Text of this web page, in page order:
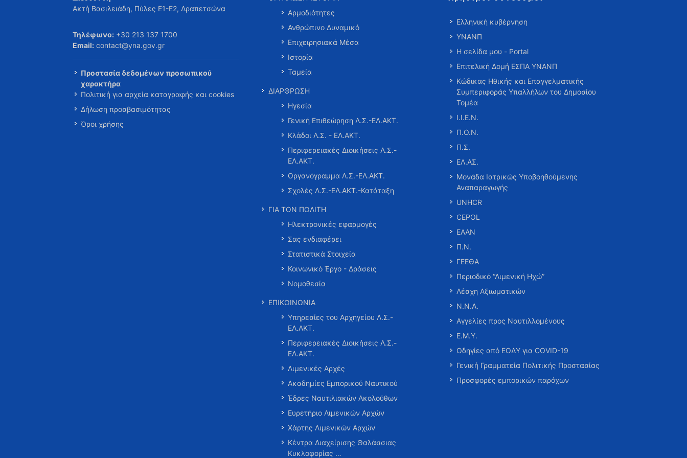
Ακτή Βασιλειάδη, Πύλες Ε1-Ε2, Δραπετσώνα
Τηλέφωνο: +30 213 137 1700
Email: contact@yna.gov.gr
Προστασία δεδομένων προσωπικού
χαρακτήρα
Πολιτική για αρχεία καταγραφής και cookies
Δήλωση προσβασιμότητας
Όροι χρήσης
Αρμοδιότητες
Ανθρώπινο Δυναμικό
Επιχειρησιακά Μέσα
Ιστορία
Ταμεία
ΔΙΑΡΘΡΩΣΗ
Ηγεσία
Γενική Επιθεώρηση Λ.Σ.-ΕΛ.ΑΚΤ.
Κλάδοι Λ.Σ. - ΕΛ.ΑΚΤ.
Περιφερειακές Διοικήσεις Λ.Σ.-
ΕΛ.ΑΚΤ.
Οργανόγραμμα Λ.Σ.-ΕΛ.ΑΚΤ.
Σχολές Λ.Σ.-ΕΛ.ΑΚΤ.-Κατάταξη
ΓΙΑ ΤΟΝ ΠΟΛΙΤΗ
Ηλεκτρονικές εφαρμογές
Σας ενδιαφέρει
Στατιστικά Στοιχεία
Κοινωνικό Έργο - Δράσεις
Νομοθεσία
ΕΠΙΚΟΙΝΩΝΙΑ
Υπηρεσίες του Αρχηγείου Λ.Σ.-
ΕΛ.ΑΚΤ.
Περιφερειακές Διοικήσεις Λ.Σ.-
ΕΛ.ΑΚΤ.
Λιμενικές Αρχές
Ακαδημίες Εμπορικού Ναυτικού
Έδρες Ναυτιλιακών Ακολούθων
Ευρετήριο Λιμενικών Αρχών
Χάρτης Λιμενικών Αρχών
Κέντρα Διαχείρισης Θαλάσσιας
Κυκλοφορίας …
Ελληνική κυβέρνηση
ΥΝΑΝΠ
Η σελίδα μου - Portal
Επιτελική Δομή ΕΣΠΑ ΥΝΑΝΠ
Κώδικας Ηθικής και Επαγγελματικής
Συμπεριφοράς Υπαλλήλων του Δημοσίου
Τομέα
Ι.Ι.Ε.Ν.
Π.Ο.Ν.
Π.Σ.
ΕΛ.ΑΣ.
Μονάδα Ιατρικώς Υποβοηθούμενης
Αναπαραγωγής
UNHCR
CEPOL
ΕΑΑΝ
Π.Ν.
ΓΕΕΘΑ
Περιοδικό “Λιμενική Ηχώ”
Λέσχη Αξιωματικών
Ν.Ν.Α.
Αγγελίες προς Ναυτιλλομένους
Ε.Μ.Υ.
Οδηγίες από ΕΟΔΥ για COVID-19
Γενική Γραμματεία Πολιτικής Προστασίας
Προσφορές εμπορικών παρόχων